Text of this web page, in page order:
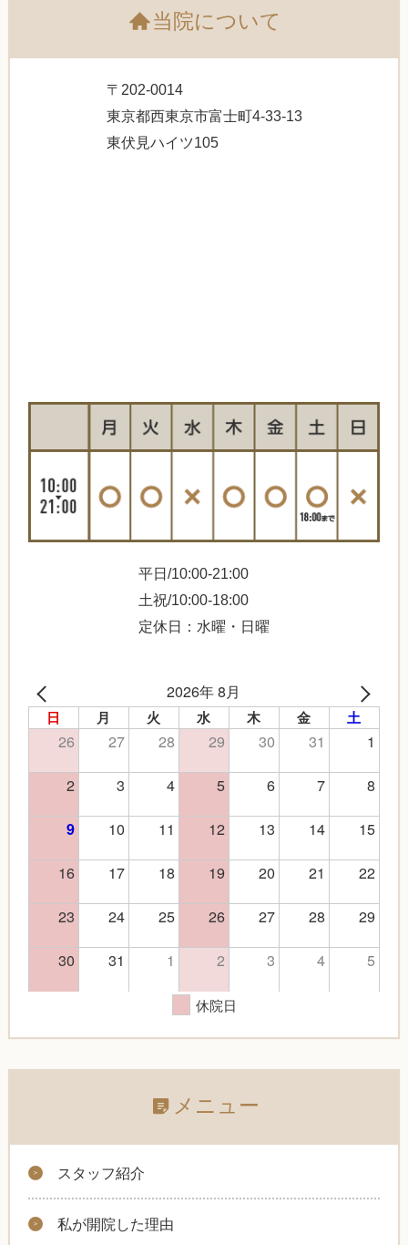
当院について
〒202-0014
東京都西東京市富士町4-33-13
東伏見ハイツ105
平日/10:00-21:00
土祝/10:00-18:00
定休日：水曜・日曜
2026年 8月
日 月 火 水 木 金 土
26 27 28 29 30 31
1
2
3 4 5 6 7 8
9 10 11 12 13 14
15
16
17 18 19 20 21
22
23
24 25 26 27 28
29
30
31 1 2 3 4 5
休院日
メニュー
スタッフ紹介
私が開院した理由